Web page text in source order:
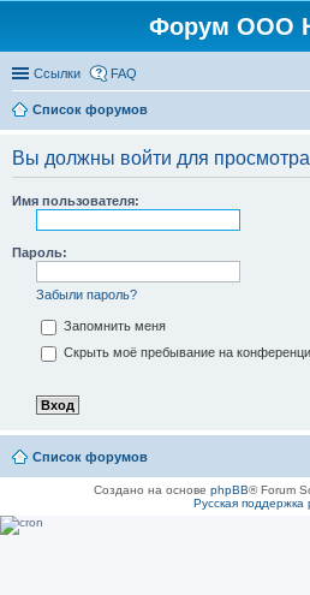
Форум ООО
Ссылки FAQ
Список форумов
Вы должны войти для
Имя пользователя:
Пароль:
Забыли пароль?
Запомнить меня
Скрыть моё пребывание на
Список форумов
Создано на основе phpBB® Forum
Русская поддержка